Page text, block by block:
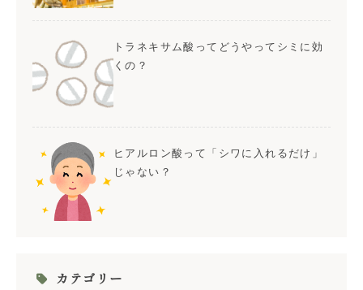
トラネキサム酸ってどうやってシミに効
くの？
ヒアルロン酸って「シワに入れるだけ」
じゃない？
カテゴリー